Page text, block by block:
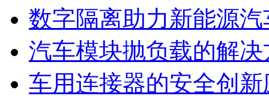
数字隔离助力新能源
汽车模块抛负载的解决
车用连接器的安全创新